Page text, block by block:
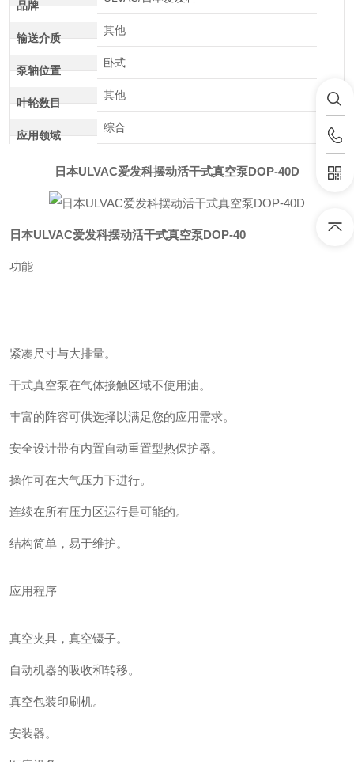
品牌
输送介质
其他
泵轴位置
卧式
叶轮数目
其他
应用领域
综合
日本ULVAC爱发科摆动活干式真空泵DOP-40D
日本ULVAC爱发科摆动活干式真空泵DOP-40
功能
紧凑尺寸与大排量。
干式真空泵在气体接触区域不使用油。
丰富的阵容可供选择以满足您的应用需求。
安全设计带有内置自动重置型热保护器。
操作可在大气压力下进行。
连续在所有压力区运行是可能的。
结构简单，易于维护。
应用程序
真空夹具，真空镊子。
自动机器的吸收和转移。
真空包装印刷机。
安装器。